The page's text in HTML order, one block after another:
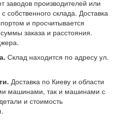
заводов производителей или
собственного склада. Доставка
и просчитывается
заказа и расстояния.
Склад находится по адресу ул.
Доставка по Киеву и области
машинами, так и машинами с
и стоимость